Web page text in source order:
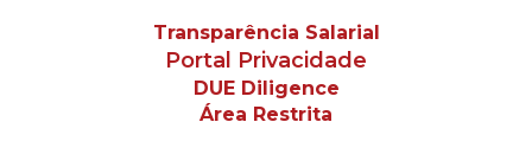
Transparência Salarial
Portal Privacidade
DUE Diligence
Área Restrita